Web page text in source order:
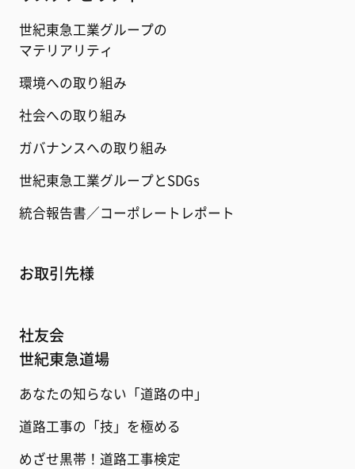
世紀東急工業グループの
マテリアリティ
環境への取り組み
社会への取り組み
ガバナンスへの取り組み
世紀東急工業グループとSDGs
統合報告書／コーポレートレポート
お取引先様
社友会
世紀東急道場
あなたの知らない「道路の中」
道路工事の「技」を極める
めざせ黒帯！道路工事検定